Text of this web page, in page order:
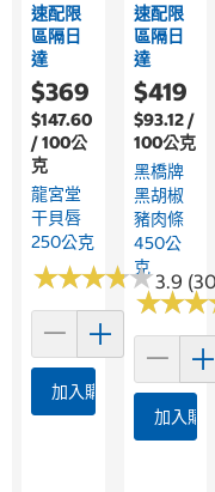
速配限
區隔日
達
$369
$147.60
/ 100公
克
龍宮堂
干貝唇
250公克
★★★★★
★★★★★3.9
加入購物車
速配限
區隔日
達
$419
$93.12 /
100公克
黑橋牌
黑胡椒
豬肉條
450公
克
★★★
★★★
加入購